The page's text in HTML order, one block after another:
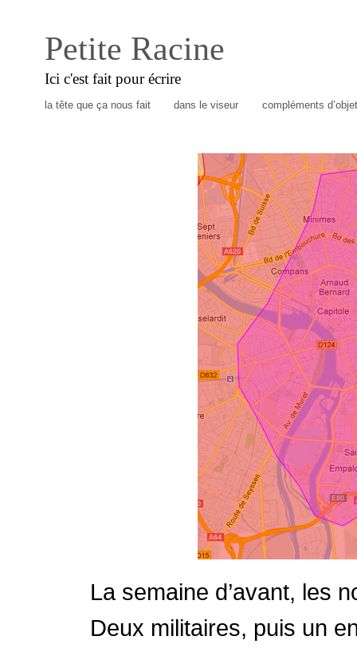
Petite Racine
Ici c'est fait pour écrire
la tête que ça nous fait dans le viseur compléments
La semaine d’avant, les
Deux militaires, puis un